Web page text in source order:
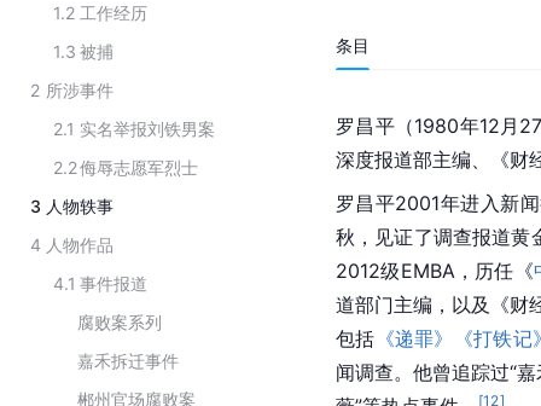
1.2 工作经历
1.3 被捕
2 所涉事件
2.1 实名举报刘铁男案
2.2侮辱志愿军烈士
3 人物轶事
4 人物作品
4.1 事件报道
腐败案系列
嘉禾拆迁事件
郴州官场腐败案
条目
罗昌平（1980年12月
深度报道部主编、《财
罗昌平2001年进入新
秋，见证了调查报道黄
2012级EMBA，历任《
道部门主编，以及《财
包括 《递罪》《打铁
闻调查。他曾追踪过“
[12]